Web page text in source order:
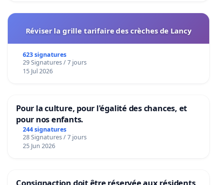
Réviser la grille tarifaire des crèches de Lancy
623 signatures
29 Signatures / 7 jours
15 Jul 2026
Pour la culture, pour l'égalité des chances, et
pour nos enfants.
244 signatures
28 Signatures / 7 jours
25 Jun 2026